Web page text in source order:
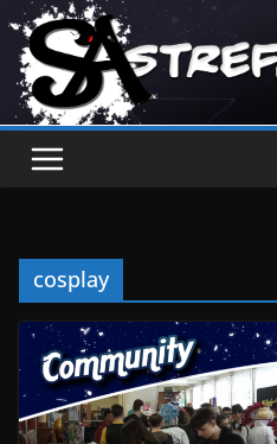
cosplay